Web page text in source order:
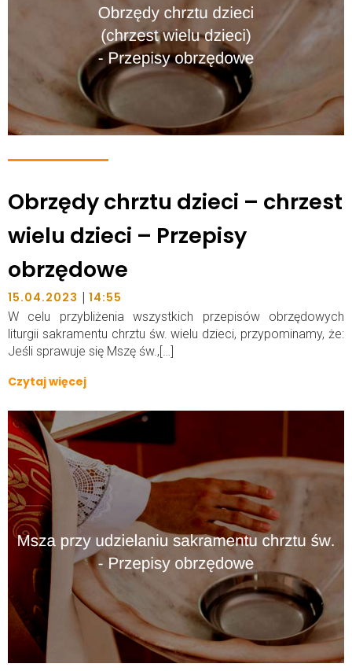
Obrzędy chrztu dzieci – chrzest
wielu dzieci – Przepisy
obrzędowe
15.04.2023 | 14:55
W celu przybliżenia wszystkich przepisów obrzędowych
liturgii sakramentu chrztu św. wielu dzieci, przypominamy, że:
Jeśli sprawuje się Mszę św.,[…]
Czytaj więcej